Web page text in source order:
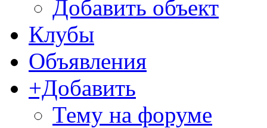
Добавить объект
Клубы
Объявления
+Добавить
Тему на форуме